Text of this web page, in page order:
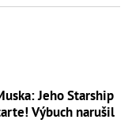
Jeho Starship
Výbuch narušil